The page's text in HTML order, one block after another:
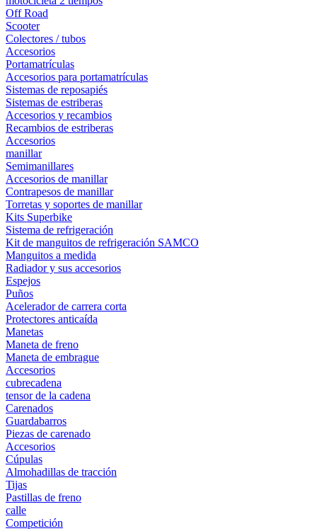
Off Road
Scooter
Colectores / tubos
Accesorios
Portamatrículas
Accesorios para portamatrículas
Sistemas de reposapiés
Sistemas de estriberas
Accesorios y recambios
Recambios de estriberas
Accesorios
manillar
Semimanillares
Accesorios de manillar
Contrapesos de manillar
Torretas y soportes de manillar
Kits Superbike
Sistema de refrigeración
Kit de manguitos de refrigeración SAMCO
Manguitos a medida
Radiador y sus accesorios
Espejos
Puños
Acelerador de carrera corta
Protectores anticaída
Manetas
Maneta de freno
Maneta de embrague
Accesorios
cubrecadena
tensor de la cadena
Carenados
Guardabarros
Piezas de carenado
Accesorios
Cúpulas
Almohadillas de tracción
Tijas
Pastillas de freno
calle
Competición